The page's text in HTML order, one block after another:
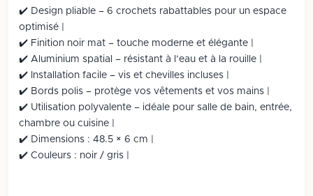
✔️ Design pliable – 6 crochets rabattables pour un espace
optimisé |
✔️ Finition noir mat – touche moderne et élégante |
✔️ Aluminium spatial – résistant à l’eau et à la rouille |
✔️ Installation facile – vis et chevilles incluses |
✔️ Bords polis – protège vos vêtements et vos mains |
✔️ Utilisation polyvalente – idéale pour salle de bain, entrée,
chambre ou cuisine |
✔️ Dimensions : 48.5 × 6 cm |
✔️ Couleurs : noir / gris |